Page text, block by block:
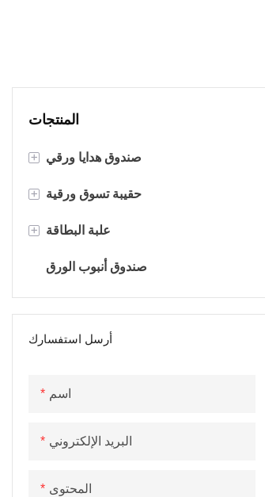
المنتجات
+ صندوق هدايا ورقي
علبة هدايا العطور
صندوق البوتيك
+ حقيبة تسوق ورقية
حقيبة هدايا فاخرة
كيس ورق كرافت
+ علبة البطاقة
صندوق مستحضرات التجميل مع
صندوق أنبوب الورق
أرسل استفسارك
اسم
البريد الإلكتروني
المحتوى